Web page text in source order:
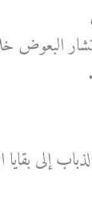
البعوض
إلى